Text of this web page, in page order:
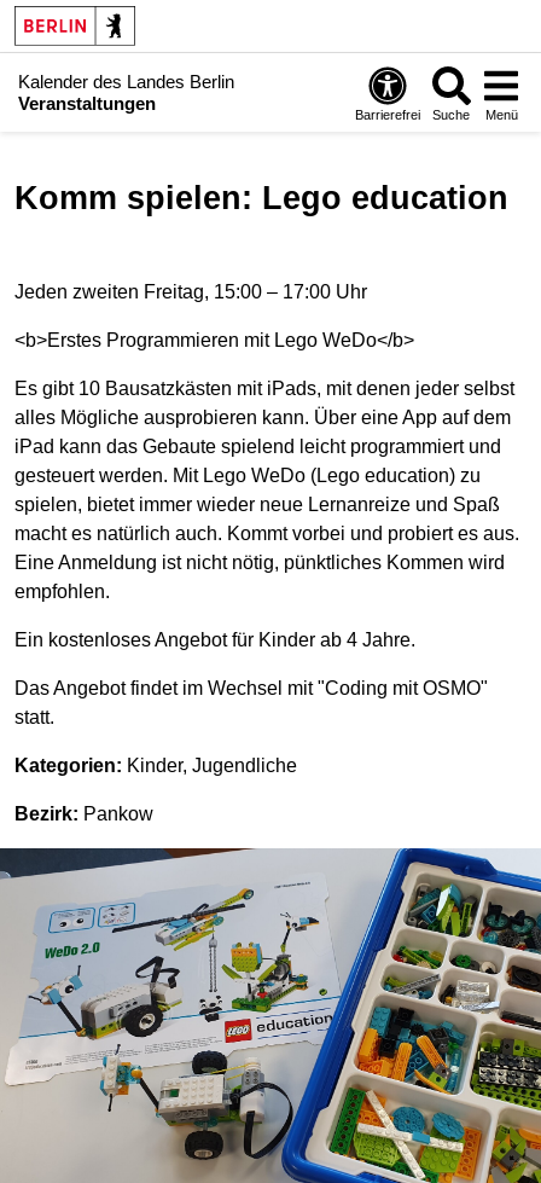
Kalender des Landes Berlin
Veranstaltungen
Barrierefrei Suche Menü
Komm spielen: Lego education
Jeden zweiten Freitag, 15:00 – 17:00 Uhr
<b>Erstes Programmieren mit Lego WeDo</b>
Es gibt 10 Bausatzkästen mit iPads, mit denen jeder selbst
alles Mögliche ausprobieren kann. Über eine App auf dem
iPad kann das Gebaute spielend leicht programmiert und
gesteuert werden. Mit Lego WeDo (Lego education) zu
spielen, bietet immer wieder neue Lernanreize und Spaß
macht es natürlich auch. Kommt vorbei und probiert es aus.
Eine Anmeldung ist nicht nötig, pünktliches Kommen wird
empfohlen.
Ein kostenloses Angebot für Kinder ab 4 Jahre.
Das Angebot findet im Wechsel mit "Coding mit OSMO"
statt.
Kategorien: Kinder, Jugendliche
Bezirk: Pankow